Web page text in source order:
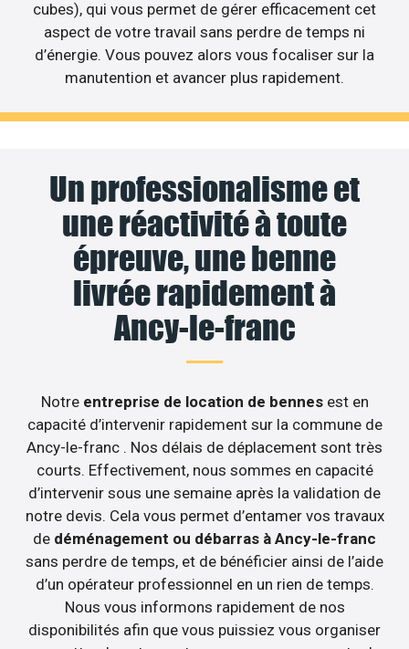
cubes), qui vous permet de gérer efficacement cet
aspect de votre travail sans perdre de temps ni
d’énergie. Vous pouvez alors vous focaliser sur la
manutention et avancer plus rapidement.
Un professionalisme et
une réactivité à toute
épreuve, une benne
livrée rapidement à
Ancy-le-franc
Notre entreprise de location de bennesest en
capacité d’intervenir rapidement sur la commune de
Ancy-le-franc . Nos délais de déplacement sont très
courts. Effectivement, nous sommes en capacité
d’intervenir sous une semaine après la validation de
notre devis. Cela vous permet d’entamer vos travaux
de déménagement ou débarras à Ancy-le-franc
sans perdre de temps, et de bénéficier ainsi de l’aide
d’un opérateur professionnel en un rien de temps.
Nous vous informons rapidement de nos
disponibilités afin que vous puissiez vous organiser